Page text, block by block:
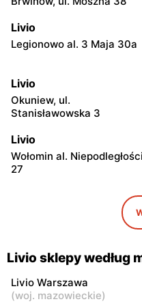
Livio
Legionowo al. 3 Maja 30a
Livio
Okuniew, ul.
Stanisławowska 3
Livio
Wołomin al. Niepodległości
27
Otwock, ul. Warszawska
Livio
Wołomin, ul. Szosa
Jadowska 14B
Livio sklepy według
Livio Warszawa
(woj. mazowieckie)